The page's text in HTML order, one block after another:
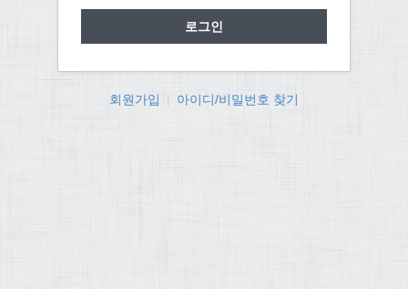
회원가입 아이디/비밀번호 찾기